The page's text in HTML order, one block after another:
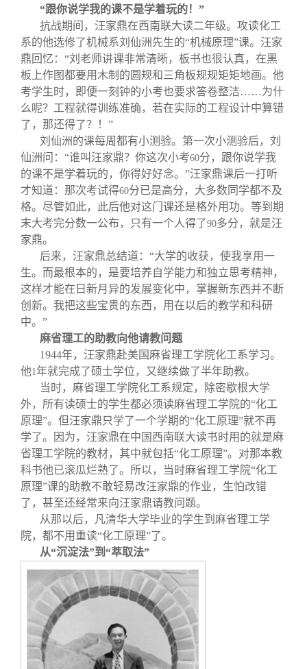
“跟你说学我的课不是学着玩的！”
抗战期间，汪家鼎在西南联大读二年级。攻读化工
系的他选修了机械系刘仙洲先生的“机械原理”课。汪家
鼎回忆：“刘老师讲课非常清晰，板书也很认真，在黑
板上作图都要用木制的圆规和三角板规规矩矩地画。他
考学生时，即便一刻钟的小考也要求答卷整洁……为什
么呢？工程就得训练准确，若在实际的工程设计中算错
了，那还得了？！”
刘仙洲的课每周都有小测验。第一次小测验后，刘
仙洲问：“谁叫汪家鼎？你这次小考60分，跟你说学我
的课不是学着玩的，你得好好念。”汪家鼎课后一打听
才知道：那次考试得60分已是高分，大多数同学都不及
格。尽管如此，此后他对这门课还是格外用功。等到期
末大考完分数一公布，只有一个人得了90多分，就是汪
家鼎。
后来，汪家鼎总结道：“大学的收获，使我享用一
生。而最根本的，是要培养自学能力和独立思考精神，
这样才能在日新月异的发展变化中，掌握新东西并不断
创新。我把这些宝贵的东西，用在以后的教学和科研
中。”
麻省理工的助教向他请教问题
1944年，汪家鼎赴美国麻省理工学院化工系学习。
他1年就完成了硕士学位，又继续做了半年助教。
当时，麻省理工学院化工系规定，除密歇根大学
外，所有读硕士的学生都必须读麻省理工学院的“化工
原理”。但汪家鼎只学了一个学期的“化工原理”就不再
学了。因为，汪家鼎在中国西南联大读书时用的就是麻
省理工学院的教材，其中就包括“化工原理”。对那本教
科书他已滚瓜烂熟了。所以，当时麻省理工学院“化工
原理”课的助教不敢轻易改汪家鼎的作业，生怕改错
了，甚至还经常来向汪家鼎请教问题。
从那以后，凡清华大学毕业的学生到麻省理工学
院，都不用重读“化工原理”了。
从“沉淀法”到“萃取法”